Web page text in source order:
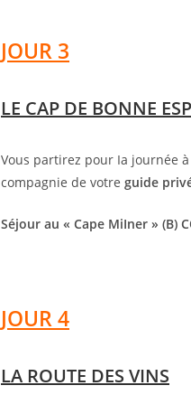
JOUR 3
LE CAP DE BONNE
Vous partirez pour Ia journée à
compagnie de votre guide
Séjour au « Cape MiIner » (B)
JOUR 4
LA ROUTE DES VINS